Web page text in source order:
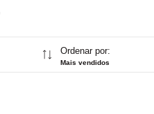
Ordenar por:
Mais vendidos